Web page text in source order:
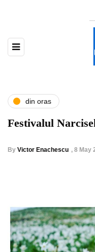
din oras
Festivalul
By Victor Enachescu , 8 May